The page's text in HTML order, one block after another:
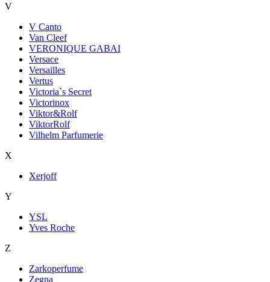
V
V Canto
Van Cleef
VERONIQUE GABAI
Versace
Versailles
Vertus
Victoria`s Secret
Victorinox
Viktor&Rolf
ViktorRolf
Vilhelm Parfumerie
X
Xerjoff
Y
YSL
Yves Roche
Z
Zarkoperfume
Zegna